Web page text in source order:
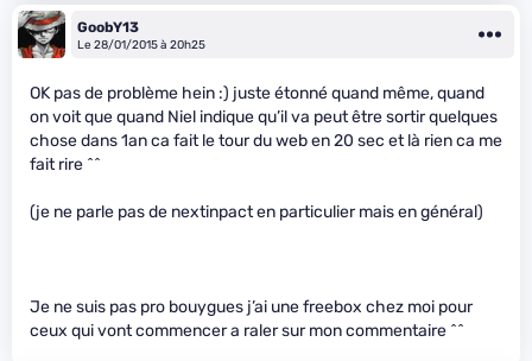
GoobY13
Le 28/01/2015 à 20h25
OK pas de problème hein :) juste étonné quand même, quand
on voit que quand Niel indique qu’il va peut être sortir quelques
chose dans 1an ca fait le tour du web en 20 sec et là rien ca me
fait rire ^^
(je ne parle pas de nextinpact en particulier mais en général)
Je ne suis pas pro bouygues j’ai une freebox chez moi pour
ceux qui vont commencer a raler sur mon commentaire ^^